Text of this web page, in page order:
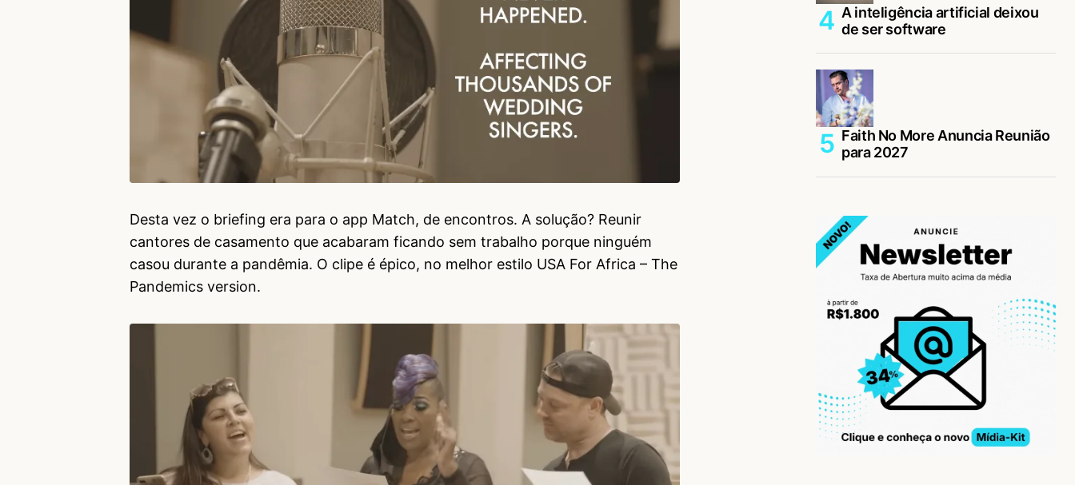
Desta vez o briefing era para o app Match, de encontros. A solução? Reunir
cantores de casamento que acabaram ficando sem trabalho porque ninguém
casou durante a pandêmia. O clipe é épico, no melhor estilo USA For Africa – The
Pandemics version.
A inteligência artificial deixou
de ser software
Faith No More Anuncia Reunião
para 2027